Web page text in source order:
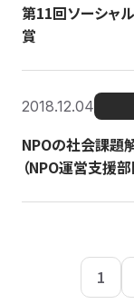
第11回ソーシャ
賞
2018.12.04
NPOの社会課題
（NPO運営支援
1